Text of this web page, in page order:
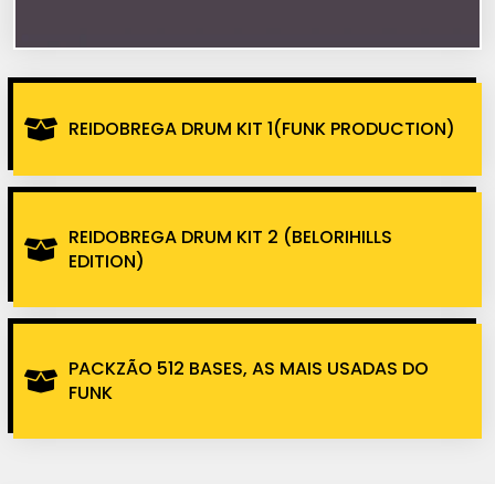
REIDOBREGA DRUM KIT 1(FUNK PRODUCTION)
REIDOBREGA DRUM KIT 2 (BELORIHILLS
EDITION)
PACKZÃO 512 BASES, AS MAIS USADAS DO
FUNK